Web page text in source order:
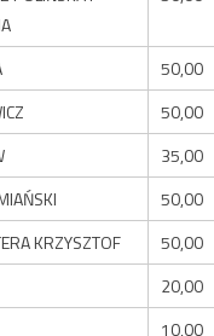
50,00
50,00
35,00
50,00
KRZYSZTOF
50,00
20,00
10,00